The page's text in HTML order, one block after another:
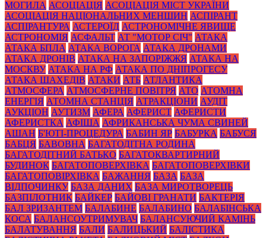
МОГИЛА АСОЦІАЦІЯ АСОЦІАЦІЯ МІСТ УКРАЇНИ
АСОЦІАЦІЯ НАЦІОНАЛЬНИХ МЕНШИН АСПІРАНТ
АСПІРАНТУРА АСТЕРОЇД АСТРОНОМІЧНЕ ЯВИЩЕ
АСТРОНОМІЯ АСФАЛЬТ АТ "МОТОР СІЧ" АТАКА
АТАКА БПЛА АТАКА ВОРОГА АТАКА ДРОНАМИ
АТАКА ДРОНІВ АТАКА НА ЗАПОРІЖЖЯ АТАКА НА
МОСКВУ АТАКА НА РФ АТАКА ПО ДНІПРОГЕСУ
АТАКА ШАХЕДІВ АТАКИ АТБ АТЛАНТИКА
АТМОСФЕРА АТМОСФЕРНЕ ПОВІТРЯ АТО АТОМНА
ЕНЕРГІЯ АТОМНА СТАНЦІЯ АТРАКЦІОНИ АУДІТ
АУКЦІОН АУТИЗМ АФЕРА АФЕРИСТ АФЕРИСТИ
АФЕРИСТКА АФІША АФРИКАНСЬКА ЧУМА СВИНЕЙ
АШАН Б'ЮТІ-ПРОЦЕДУРА БАБИН ЯР БАБУРКА БАБУСЯ
БАБЦЯ БАВОВНА БАГАТОДІТНА РОДИНА
БАГАТОДІТНИЙ БАТЬКО БАГАТОКВАРТИРНИЙ
БУДИНОК БАГАТОПОВЕРХІВКА БАГАТОПОВЕРХІВКИ
БАГАТОПОВІРХІВКА БАЖАННЯ БАЗА БАЗА
ВІДПОЧИНКУ БАЗА ДАНИХ БАЗА МИРОТВОРЕЦЬ
БАЗПІЛОТНИК БАЙКЕР БАЙОВІ ГРАНАТИ БАКТЕРІЯ
БАЛ ЗРИЗАНТЕМ БАЛАБИНЕ БАЛАБИНО БАЛАБІНСЬКА
КОСА БАЛАНСОУТРИМУВАЧ БАЛАНСУЮЧИЙ КАМІНЬ
БАЛАТУВАННЯ БАЛИ БАЛИЦЬКИЙ БАЛІСТИКА